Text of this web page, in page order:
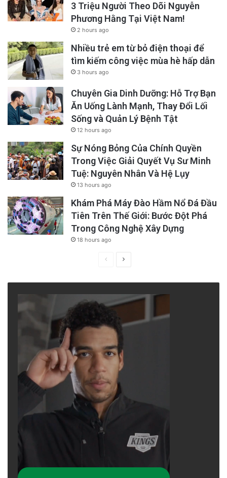
3 Triệu Người Theo Dõi Nguyễn
Phương Hằng Tại Việt Nam!
2 hours ago
Nhiều trẻ em từ bỏ điện thoại để
tìm kiếm công việc mùa hè hấp dẫn
3 hours ago
Chuyên Gia Dinh Dưỡng: Hỗ Trợ Bạn
Ăn Uống Lành Mạnh, Thay Đổi Lối
Sống và Quản Lý Bệnh Tật
12 hours ago
Sự Nóng Bỏng Của Chính Quyền
Trong Việc Giải Quyết Vụ Sư Minh
Tuệ: Nguyên Nhân Và Hệ Lụy
13 hours ago
Khám Phá Máy Đào Hầm Nổ Đá Đầu
Tiên Trên Thế Giới: Bước Đột Phá
Trong Công Nghệ Xây Dựng
18 hours ago
PreviousNext